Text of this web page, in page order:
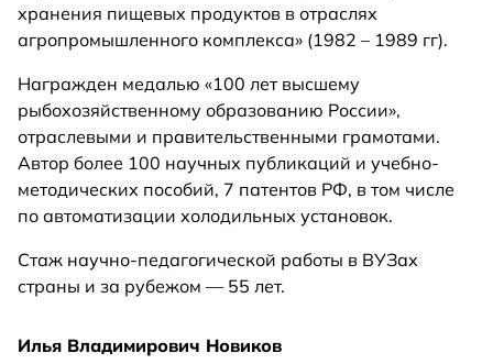
хранения пищевых продуктов в отраслях
агропромышленного комплекса» (1982 – 1989 гг).
Награжден медалью «100 лет высшему
рыбохозяйственному образованию России»,
отраслевыми и правительственными грамотами.
Автор более 100 научных публикаций и учебно-
методических пособий, 7 патентов РФ, в том числе
по автоматизации холодильных установок.
Стаж научно-педагогической работы в ВУЗах
страны и за рубежом — 55 лет.
Илья Владимирович Новиков